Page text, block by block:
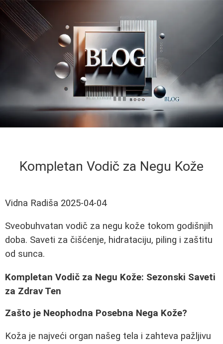
Kompletan Vodič za Negu Kože
Vidna Radiša 2025-04-04
Sveobuhvatan vodič za negu kože tokom godišnjih
doba. Saveti za čišćenje, hidrataciju, piling i zaštitu
od sunca.
Kompletan Vodič za Negu Kože: Sezonski Saveti
za Zdrav Ten
Zašto je Neophodna Posebna Nega Kože?
Koža je najveći organ našeg tela i zahteva pažljivu